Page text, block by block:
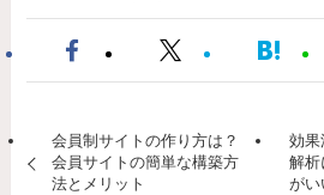
会員制サイトの作り方は？
会員サイトの簡単な構築方
法とメリット
効果
解析
がい